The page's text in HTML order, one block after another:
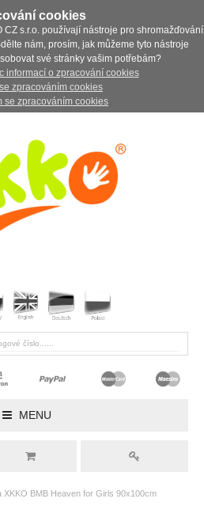
cookies
s.r.o. používají nástroje pro shromažďování
nám, prosím, jak můžeme tyto nástroje
své stránky vašim potřebám?
informací o zpracování cookies
zpracováním cookies
se zpracováním cookies
MENU
XKKO BMB Heaven for Girls 90x100cm